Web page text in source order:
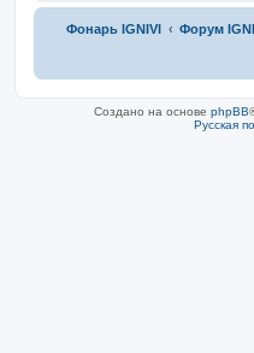
Фонарь IGNIVI Форум
Создано на основе phpBB
Русская